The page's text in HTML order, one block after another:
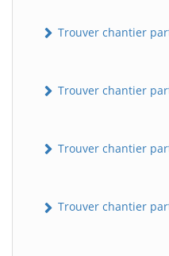
Trouver chantier
Trouver chantier
Trouver chantier
Trouver chantier